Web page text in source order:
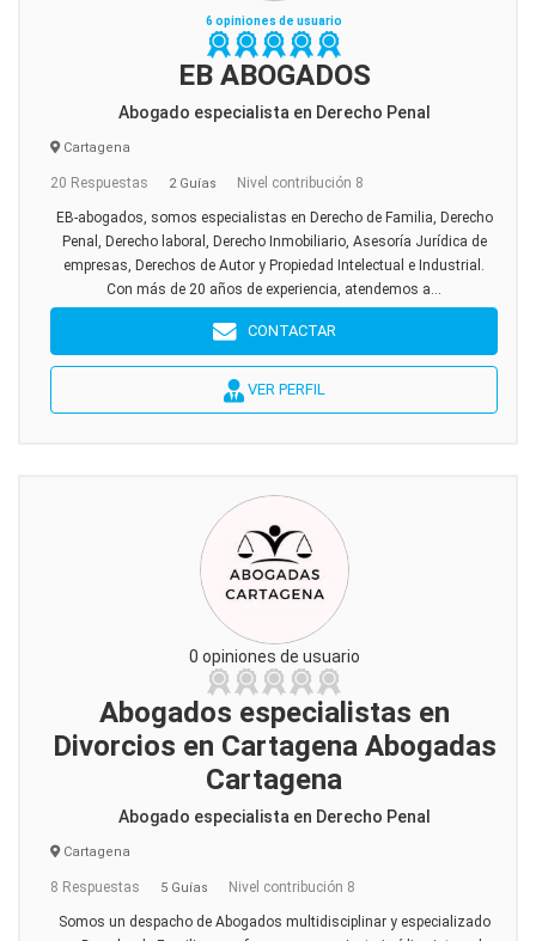
6 opiniones de usuario
EB ABOGADOS
Abogado especialista en Derecho Penal
Cartagena
20 Respuestas 2 Guías Nivel contribución 8
EB-abogados, somos especialistas en Derecho de Familia, Derecho
Penal, Derecho laboral, Derecho Inmobiliario, Asesoría Jurídica de
empresas, Derechos de Autor y Propiedad Intelectual e Industrial.
Con más de 20 años de experiencia, atendemos a...
CONTACTAR
VER PERFIL
0 opiniones de usuario
Abogados especialistas en
Divorcios en Cartagena Abogadas
Cartagena
Abogado especialista en Derecho Penal
Cartagena
8 Respuestas 5 Guías Nivel contribución 8
Somos un despacho de Abogados multidisciplinar y especializado